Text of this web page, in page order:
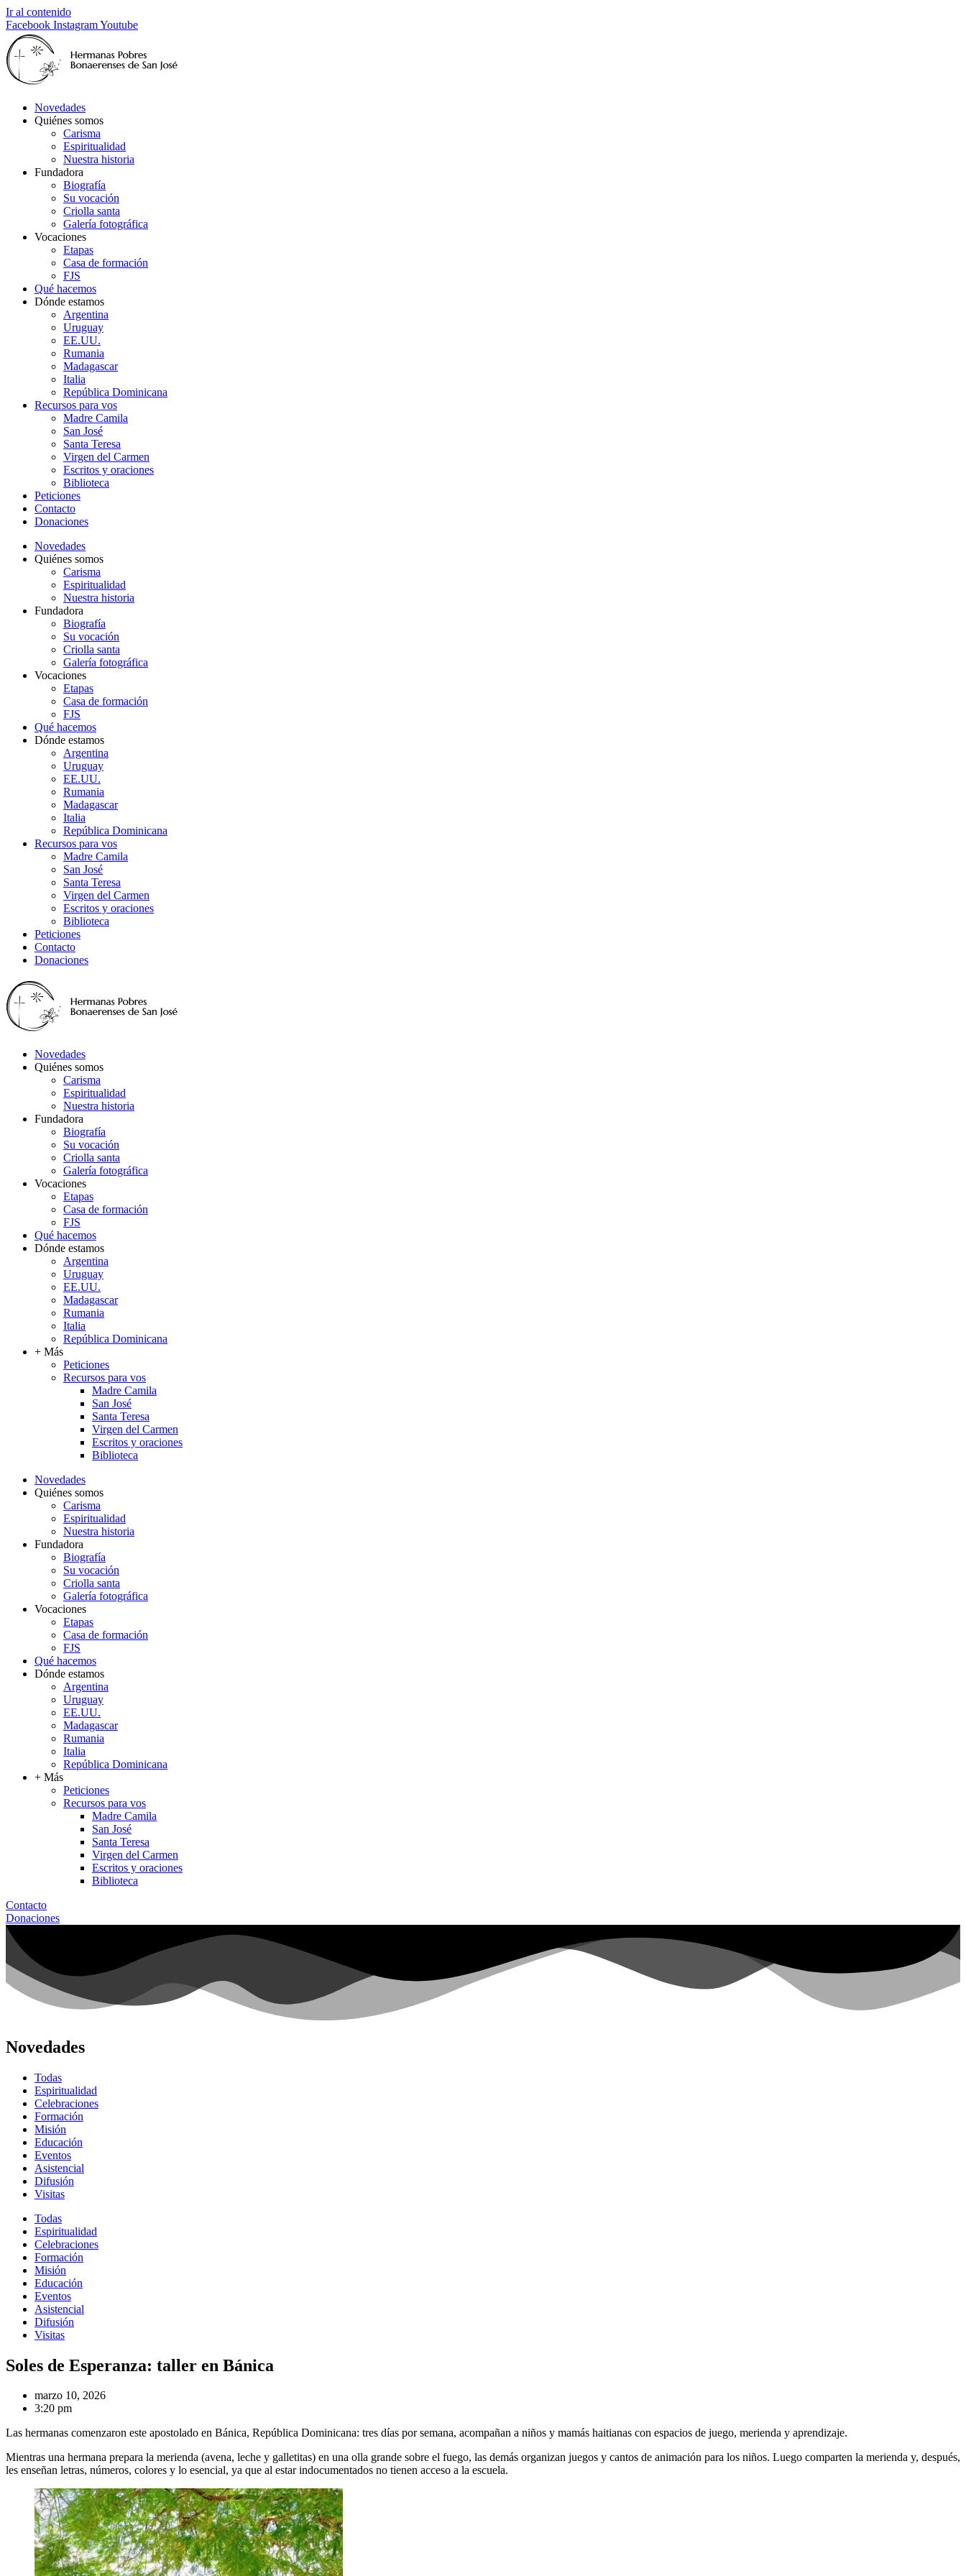
Ir al contenido
Facebook InstagramYoutube
Novedades
Quiénes somos
Carisma
Espiritualidad
Nuestra historia
Fundadora
Biografía
Su vocación
Criolla santa
Galería fotográfica
Vocaciones
Etapas
Casa de formación
FJS
Qué hacemos
Dónde estamos
Argentina
Uruguay
EE.UU.
Rumania
Madagascar
Italia
República Dominicana
Recursos para vos
Madre Camila
San José
Santa Teresa
Virgen del Carmen
Escritos y oraciones
Biblioteca
Peticiones
Contacto
Donaciones
Novedades
Quiénes somos
Carisma
Espiritualidad
Nuestra historia
Fundadora
Biografía
Su vocación
Criolla santa
Galería fotográfica
Vocaciones
Etapas
Casa de formación
FJS
Qué hacemos
Dónde estamos
Argentina
Uruguay
EE.UU.
Rumania
Madagascar
Italia
República Dominicana
Recursos para vos
Madre Camila
San José
Santa Teresa
Virgen del Carmen
Escritos y oraciones
Biblioteca
Peticiones
Contacto
Donaciones
Novedades
Quiénes somos
Carisma
Espiritualidad
Nuestra historia
Fundadora
Biografía
Su vocación
Criolla santa
Galería fotográfica
Vocaciones
Etapas
Casa de formación
FJS
Qué hacemos
Dónde estamos
Argentina
Uruguay
EE.UU.
Madagascar
Rumania
Italia
República Dominicana
+ Más
Peticiones
Recursos para vos
Madre Camila
San José
Santa Teresa
Virgen del Carmen
Escritos y oraciones
Biblioteca
Novedades
Quiénes somos
Carisma
Espiritualidad
Nuestra historia
Fundadora
Biografía
Su vocación
Criolla santa
Galería fotográfica
Vocaciones
Etapas
Casa de formación
FJS
Qué hacemos
Dónde estamos
Argentina
Uruguay
EE.UU.
Madagascar
Rumania
Italia
República Dominicana
+ Más
Peticiones
Recursos para vos
Madre Camila
San José
Santa Teresa
Virgen del Carmen
Escritos y oraciones
Biblioteca
Contacto
Donaciones
Novedades
Todas
Espiritualidad
Celebraciones
Formación
Misión
Educación
Eventos
Asistencial
Difusión
Visitas
Todas
Espiritualidad
Celebraciones
Formación
Misión
Educación
Eventos
Asistencial
Difusión
Visitas
Soles de Esperanza: taller en Bánica
marzo 10, 2026
3:20 pm
Las hermanas comenzaron este apostolado en Bánica, República Dominicana: tres días por semana, acompañan a niños y mamás haitianas con espacios de juego, merienda y aprendizaje.
Mientras una hermana prepara la merienda (avena, leche y galletitas) en una olla grande sobre el fuego, las demás organizan juegos y cantos de animación para los niños. Luego comparten la merienda y, después,
les enseñan letras, números, colores y lo esencial, ya que al estar indocumentados no tienen acceso a la escuela.